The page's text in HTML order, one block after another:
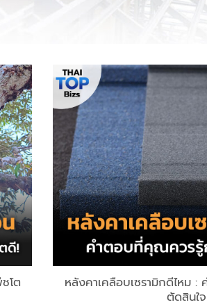
โต
หลังคาเคลือบเซรามิกดีไหม
ตัดสินใจ